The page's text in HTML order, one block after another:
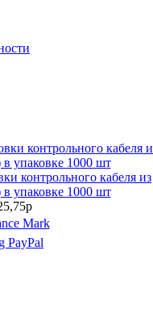
контрольного кабеля из
упаковке 1000 шт